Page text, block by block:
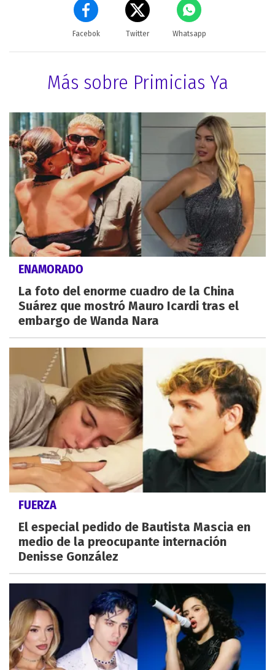
Facebok Twitter Whatsapp
Más sobre Primicias Ya
ENAMORADO
La foto del enorme cuadro de la China
Suárez que mostró Mauro Icardi tras el
embargo de Wanda Nara
FUERZA
El especial pedido de Bautista Mascia en
medio de la preocupante internación
Denisse González